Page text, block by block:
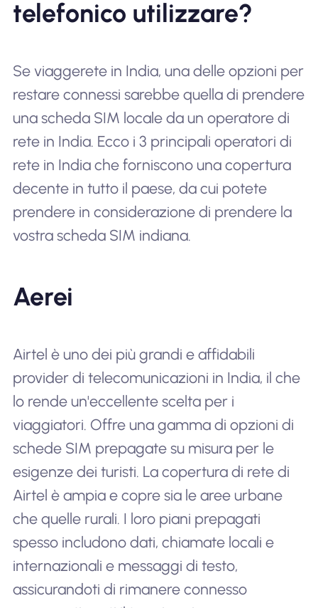
telefonico utilizzare?
Se viaggerete in India, una delle opzioni per
restare connessi sarebbe quella di prendere
una scheda SIM locale da un operatore di
rete in India. Ecco i 3 principali operatori di
rete in India che forniscono una copertura
decente in tutto il paese, da cui potete
prendere in considerazione di prendere la
vostra scheda SIM indiana.
Aerei
Airtel è uno dei più grandi e affidabili
provider di telecomunicazioni in India, il che
lo rende un'eccellente scelta per i
viaggiatori. Offre una gamma di opzioni di
schede SIM prepagate su misura per le
esigenze dei turisti. La copertura di rete di
Airtel è ampia e copre sia le aree urbane
che quelle rurali. I loro piani prepagati
spesso includono dati, chiamate locali e
internazionali e messaggi di testo,
assicurandoti di rimanere connesso